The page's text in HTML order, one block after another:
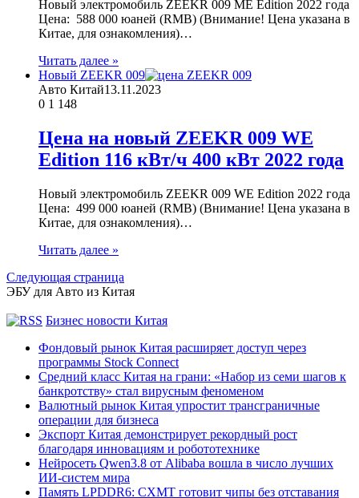
Новый электромобиль ZEEKR 009 ME Edition 2022 года
Цена: 588 000 юаней (RMB) (Внимание! Цена указана в
Китае, для ознакомления)…
Читать далее »
Новый ZEEKR 009
Авто Китай13.11.2023
0 1 148
Цена на новый ZEEKR 009 WE
Edition 116 кВт/ч 400 кВт 2022 года
Новый электромобиль ZEEKR 009 WE Edition 2022 года
Цена: 499 000 юаней (RMB) (Внимание! Цена указана в
Китае, для ознакомления)…
Читать далее »
Следующая страница
ЭБУ для Авто из Китая
Бизнес новости Китая
Фондовый рынок Китая расширяет доступ через
программы Stock Connect
Средний класс Китая на грани: «Набор из семи шагов к
банкротству» стал вирусным феноменом
Валютный рынок Китая упростит трансграничные
операции для бизнеса
Экспорт Китая демонстрирует рекордный рост
благодаря инновациям и робототехнике
Нейросеть Qwen3.8 от Alibaba вошла в число лучших
ИИ-систем мира
Память LPDDR6: CXMT готовит чипы без отставания